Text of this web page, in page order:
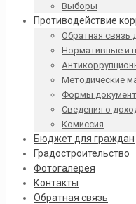
Выборы
Противодействие
Обратная связь
Нормативные и
Методические
Формы
Сведения о
Комиссия
Бюджет для граждан
Градостроительство
Фотогалерея
Контакты
Обратная связь